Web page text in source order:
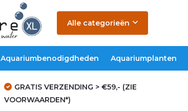
Alle categorieën
Aquariumbenodigdheden Aquariumplanten
GRATIS VERZENDING > €59,- (ZIE
VOORWAARDEN*)